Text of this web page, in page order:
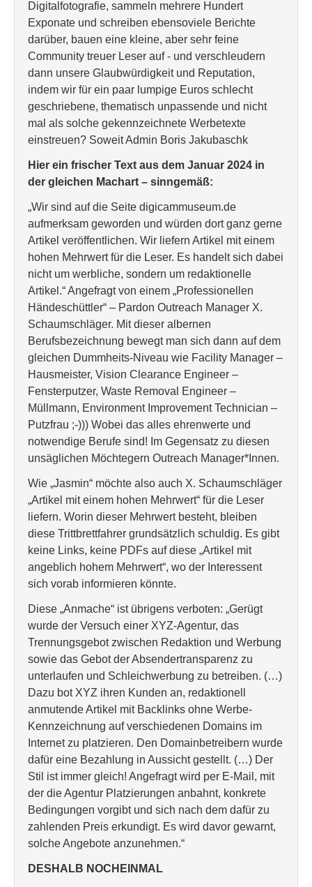
Digitalfotografie, sammeln mehrere Hundert
Exponate und schreiben ebensoviele Berichte
darüber, bauen eine kleine, aber sehr feine
Community treuer Leser auf - und verschleudern
dann unsere Glaubwürdigkeit und Reputation,
indem wir für ein paar lumpige Euros schlecht
geschriebene, thematisch unpassende und nicht
mal als solche gekennzeichnete Werbetexte
einstreuen? Soweit Admin Boris Jakubaschk
Hier ein frischer Text aus dem Januar 2024 in
der gleichen Machart – sinngemäß:
„Wir sind auf die Seite digicammuseum.de
aufmerksam geworden und würden dort ganz gerne
Artikel veröffentlichen. Wir liefern Artikel mit einem
hohen Mehrwert für die Leser. Es handelt sich dabei
nicht um werbliche, sondern um redaktionelle
Artikel.“ Angefragt von einem „Professionellen
Händeschüttler“ – Pardon Outreach Manager X.
Schaumschläger. Mit dieser albernen
Berufsbezeichnung bewegt man sich dann auf dem
gleichen Dummheits-Niveau wie Facility Manager –
Hausmeister, Vision Clearance Engineer –
Fensterputzer, Waste Removal Engineer –
Müllmann, Environment Improvement Technician –
Putzfrau ;-))) Wobei das alles ehrenwerte und
notwendige Berufe sind! Im Gegensatz zu diesen
unsäglichen Möchtegern Outreach Manager*Innen.
Wie „Jasmin“ möchte also auch X. Schaumschläger
„Artikel mit einem hohen Mehrwert“ für die Leser
liefern. Worin dieser Mehrwert besteht, bleiben
diese Trittbrettfahrer grundsätzlich schuldig. Es gibt
keine Links, keine PDFs auf diese „Artikel mit
angeblich hohem Mehrwert“, wo der Interessent
sich vorab informieren könnte.
Diese „Anmache“ ist übrigens verboten: „Gerügt
wurde der Versuch einer XYZ-Agentur, das
Trennungsgebot zwischen Redaktion und Werbung
sowie das Gebot der Absendertransparenz zu
unterlaufen und Schleichwerbung zu betreiben. (…)
Dazu bot XYZ ihren Kunden an, redaktionell
anmutende Artikel mit Backlinks ohne Werbe-
Kennzeichnung auf verschiedenen Domains im
Internet zu platzieren. Den Domainbetreibern wurde
dafür eine Bezahlung in Aussicht gestellt. (…) Der
Stil ist immer gleich! Angefragt wird per E-Mail, mit
der die Agentur Platzierungen anbahnt, konkrete
Bedingungen vorgibt und sich nach dem dafür zu
zahlenden Preis erkundigt. Es wird davor gewarnt,
solche Angebote anzunehmen.“
DESHALB NOCHEINMAL